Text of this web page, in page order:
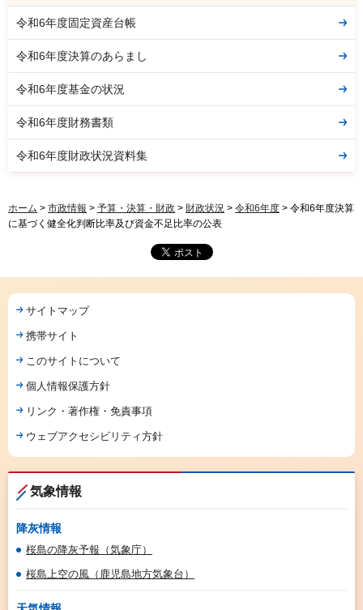
令和6年度固定資産台帳
令和6年度決算のあらまし
令和6年度基金の状況
令和6年度財務書類
令和6年度財政状況資料集
ホーム > 市政情報 > 予算・決算・財政 > 財政状況 > 令和6年度 > 令和6年度決算
に基づく健全化判断比率及び資金不足比率の公表
サイトマップ
携帯サイト
このサイトについて
個人情報保護方針
リンク・著作権・免責事項
ウェブアクセシビリティ方針
気象情報
降灰情報
桜島の降灰予報（気象庁）
桜島上空の風（鹿児島地方気象台）